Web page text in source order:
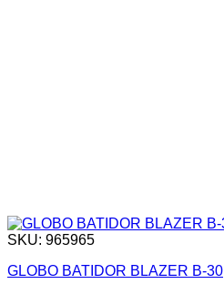
SKU: 965965
GLOBO BATIDOR BLAZER B-30